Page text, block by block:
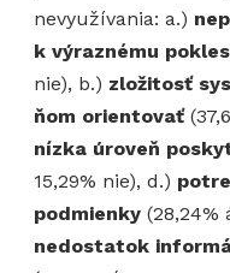
nevyužívania: a.)
k výraznému
nie), b.) zložitosť
ňom orientovať
nízka úroveň
15,29% nie), d.)
podmienky (28,24%
nedostatok